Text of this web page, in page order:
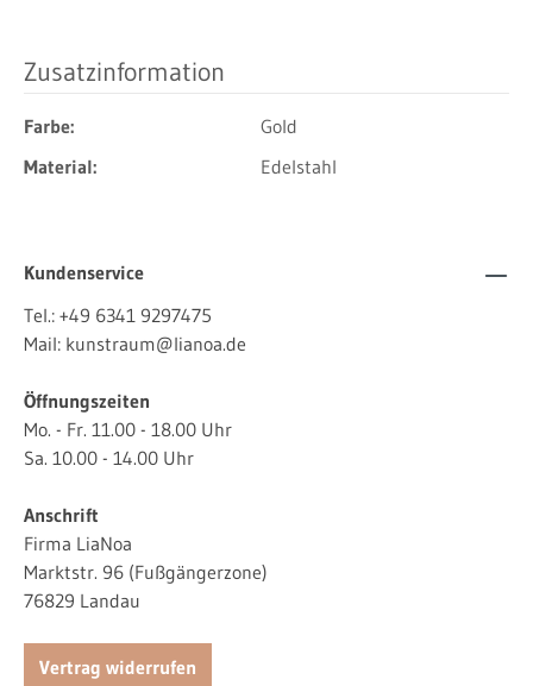
Zusatzinformation
Farbe:
Gold
Material:
Edelstahl
Kundenservice
Tel.: +49 6341 9297475
Mail: kunstraum@lianoa.de
Öffnungszeiten
Mo. - Fr. 11.00 - 18.00 Uhr
Sa. 10.00 - 14.00 Uhr
Anschrift
Firma LiaNoa
Marktstr. 96 (Fußgängerzone)
76829 Landau
Vertrag widerrufen